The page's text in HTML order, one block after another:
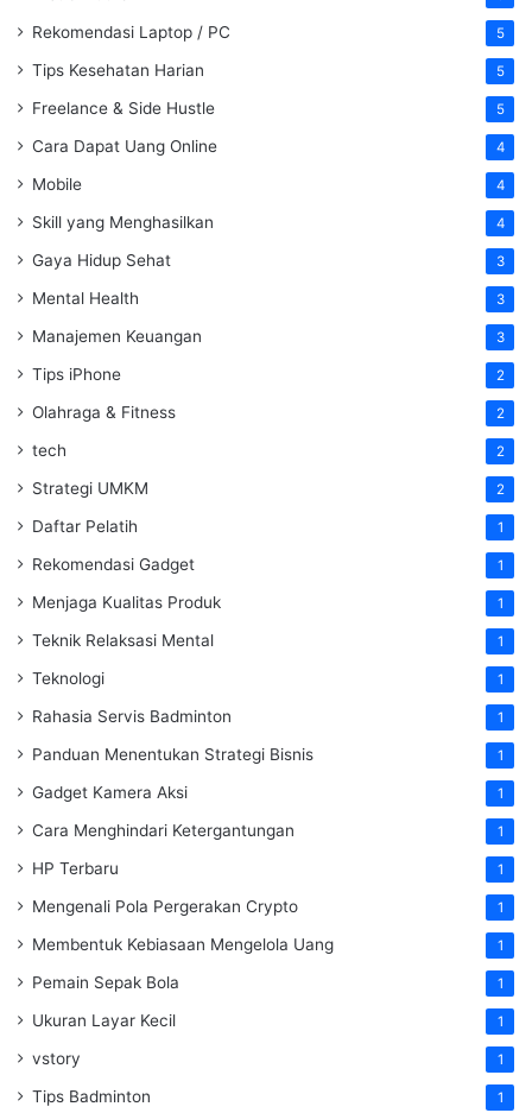
Rekomendasi Laptop / PC 5
Tips Kesehatan Harian 5
Freelance & Side Hustle 5
Cara Dapat Uang Online 4
Mobile 4
Skill yang Menghasilkan 4
Gaya Hidup Sehat 3
Mental Health 3
Manajemen Keuangan 3
Tips iPhone 2
Olahraga & Fitness 2
tech 2
Strategi UMKM 2
Daftar Pelatih 1
Rekomendasi Gadget 1
Menjaga Kualitas Produk 1
Teknik Relaksasi Mental 1
Teknologi 1
Rahasia Servis Badminton 1
Panduan Menentukan Strategi Bisnis 1
Gadget Kamera Aksi 1
Cara Menghindari Ketergantungan 1
HP Terbaru 1
Mengenali Pola Pergerakan Crypto 1
Membentuk Kebiasaan Mengelola Uang 1
Pemain Sepak Bola 1
Ukuran Layar Kecil 1
vstory 1
Tips Badminton 1